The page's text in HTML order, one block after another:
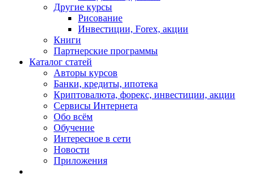
Другие курсы
Рисование
Инвестиции, Forex, акции
Книги
Партнерские программы
Каталог статей
Авторы курсов
Банки, кредиты, ипотека
Криптовалюта, форекс, инвестиции, акции
Сервисы Интернета
Обо всём
Обучение
Интересное в сети
Новости
Приложения